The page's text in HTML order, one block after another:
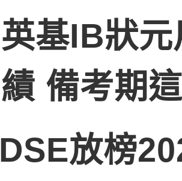
英基IB狀
績 備考期
DSE放榜